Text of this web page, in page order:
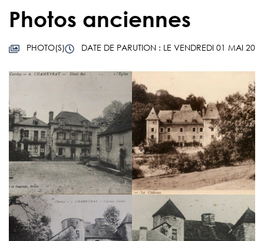
Photos anciennes
PHOTO(S) DATE DE PARUTION : LE VENDREDI 01 MAI 20